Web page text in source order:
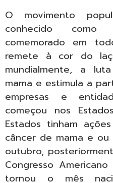
O movimento
conhecido
comemorado em
remete à cor do
mundialmente, a
mama e estimula a
empresas e
começou nos
Estados tinham
câncer de mama e
outubro,
Congresso
tornou o mês